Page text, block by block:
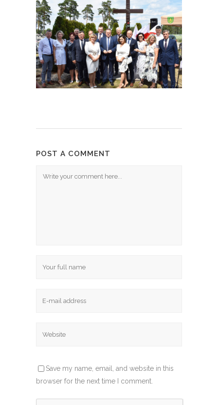
POST A COMMENT
Save my name, email, and website in this
browser for the next time I comment.